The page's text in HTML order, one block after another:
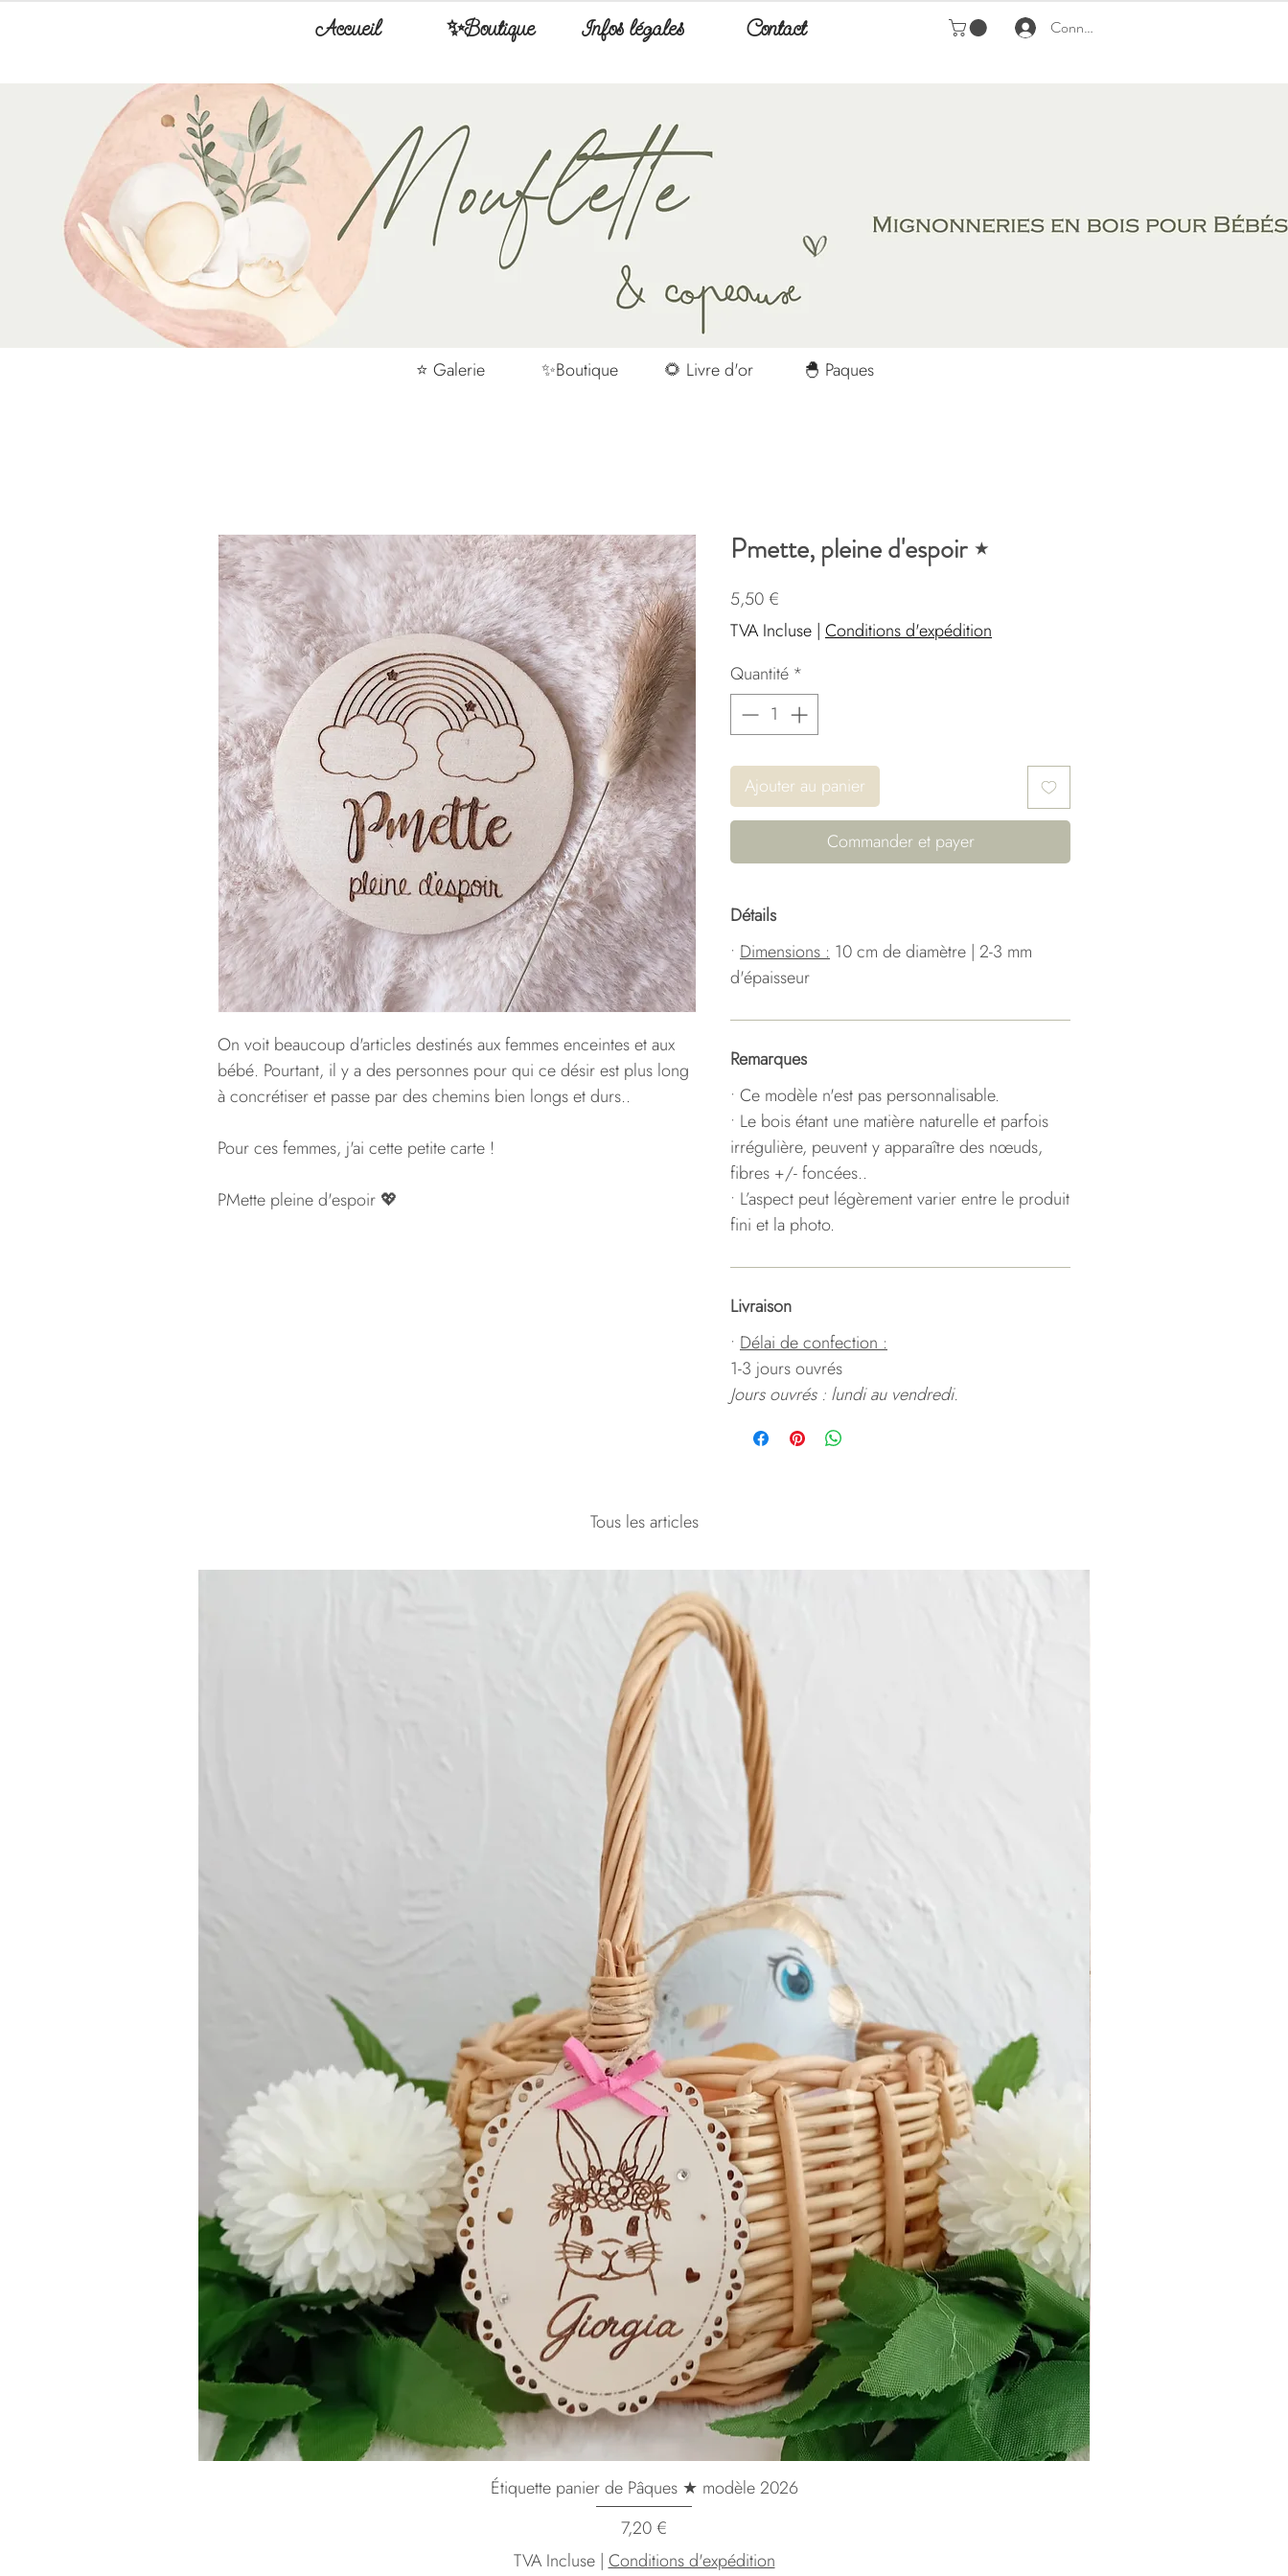
Accueil ✨Boutique Infos légales Contact Connexion
⭐ Galerie ✨Boutique 🌻 Livre d'or 🐣 Paques
On voit beaucoup d'articles destinés aux femmes enceintes et aux
bébé. Pourtant, il y a des personnes pour qui ce désir est plus long
à concrétiser et passe par des chemins bien longs et durs..
Pour ces femmes, j'ai cette petite carte !
PMette pleine d'espoir 💖
Pmette, pleine d'espoir ⋆
5,50 €
TVA Incluse | Conditions d'expédition
Quantité *
Ajouter au panier
Commander et payer
Détails
• Dimensions : 10 cm de diamètre | 2-3 mm
d'épaisseur
Remarques
• Ce modèle n'est pas personnalisable.
• Le bois étant une matière naturelle et parfois
irrégulière, peuvent y apparaître des nœuds,
fibres +/- foncées..
• L’aspect peut légèrement varier entre le produit
fini et la photo.
Livraison
• Délai de confection :
1-3 jours ouvrés
Jours ouvrés : lundi au vendredi.
Tous les articles
Étiquette panier de Pâques ★ modèle 2026
Prix
7,20 €
TVA Incluse| Conditions d'expédition